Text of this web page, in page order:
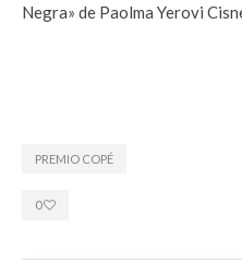
Negra» de Paolma Yerovi
PREMIO COPÉ
0